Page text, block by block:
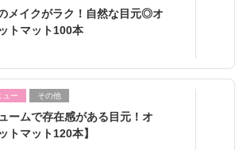
メイクがラク！自然な目元◎オ
トマット100本
ュー その他
ームで存在感がある目元！オ
トマット120本】